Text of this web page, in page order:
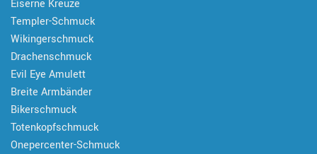
Eiserne Kreuze
Templer-Schmuck
Wikingerschmuck
Drachenschmuck
Evil Eye Amulett
Breite Armbänder
Bikerschmuck
Totenkopfschmuck
Onepercenter-Schmuck